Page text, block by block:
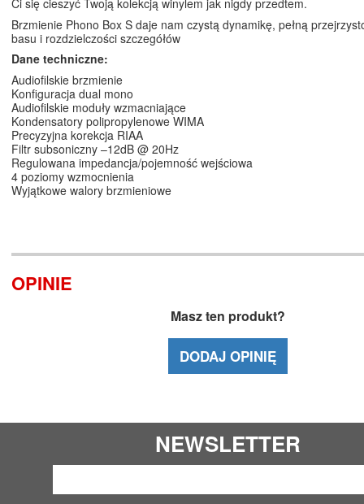
Ci się cieszyć Twoją kolekcją winylem jak nigdy przedtem.
Brzmienie Phono Box S daje nam czystą dynamikę, pełną
basu i rozdzielczości szczegółów
Dane techniczne:
Audiofilskie brzmienie
Konfiguracja dual mono
Audiofilskie moduły wzmacniające
Kondensatory polipropylenowe WIMA
Precyzyjna korekcja RIAA
Filtr subsoniczny –12dB @ 20Hz
Regulowana impedancja/pojemność wejściowa
4 poziomy wzmocnienia
Wyjątkowe walory brzmieniowe
OPINIE
Masz ten produkt?
DODAJ OPINIĘ
NEWSLETTER